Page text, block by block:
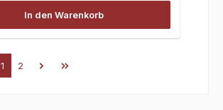
In den Warenkorb
Seite
1 Seite
2